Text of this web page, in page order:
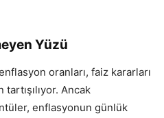
Yüzü
oranları, faiz kararları
Ancak
enflasyonun günlük